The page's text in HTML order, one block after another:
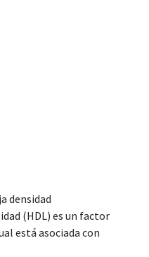
densidad
(HDL) es un factor
está asociada con